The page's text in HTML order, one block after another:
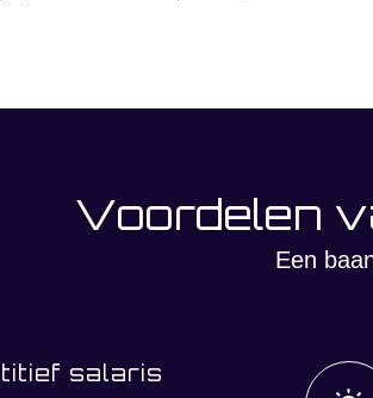
Voordelen
Een
salaris